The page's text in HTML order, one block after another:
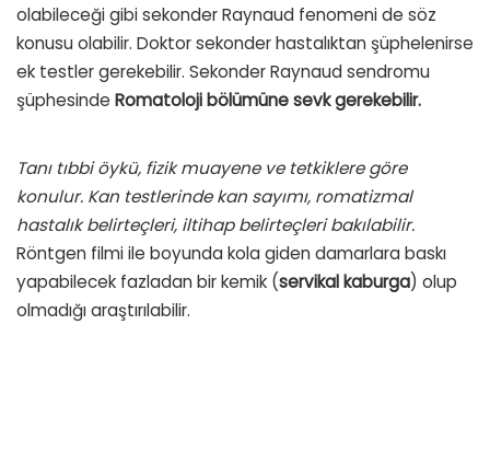
olabileceği gibi sekonder Raynaud fenomeni de söz
konusu olabilir. Doktor sekonder hastalıktan şüphelenirse
ek testler gerekebilir. Sekonder Raynaud sendromu
şüphesinde Romatoloji bölümüne sevk gerekebilir.
Tanı tıbbi öykü, fizik muayene ve tetkiklere göre
konulur. Kan testlerinde kan sayımı, romatizmal
hastalık belirteçleri, iltihap belirteçleri bakılabilir.
Röntgen filmi ile boyunda kola giden damarlara baskı
yapabilecek fazladan bir kemik (servikal kaburga) olup
olmadığı araştırılabilir.